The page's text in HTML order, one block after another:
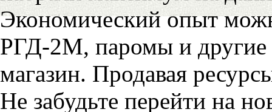
Экономический опыт
РГД-2М, паромы и другие
магазин. Продавая
Не забудьте перейти на